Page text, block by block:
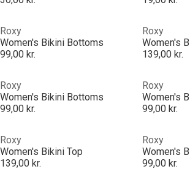
Roxy
Women's Bikini Bottoms
99,00 kr.
Roxy
Women's
139,00 kr.
Roxy
Women's Bikini Bottoms
99,00 kr.
Roxy
Women's
99,00 kr.
Roxy
Women's Bikini Top
139,00 kr.
Roxy
Women's
99,00 kr.